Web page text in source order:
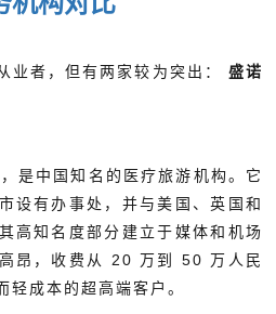
业者，但有两家较为突出：
盛诺
是中国知名的医疗旅游机构。它
设有办事处，并与美国、英国和
高知名度部分建立于媒体和机场
昂，收费从 20 万到 50 万人民
轻成本的超高端客户。